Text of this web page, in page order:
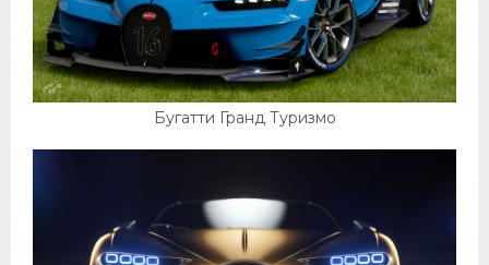
Бугатти Гранд Туризмо